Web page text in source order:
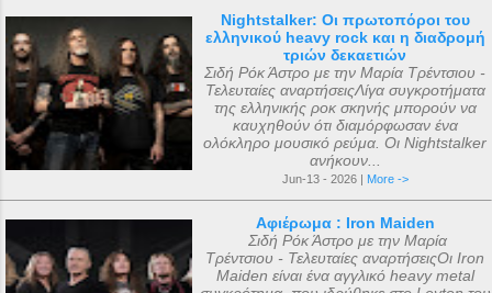
Nightstalker: Οι πρωτοπόροι του
ελληνικού heavy rock και η διαδρομή
τριών δεκαετιών
Σιδή Ρόκ Άστρο με την Μαρία Τρέντσιου -
Τελευταίες αναρτήσειςΛίγα συγκροτήματα
της ελληνικής ροκ σκηνής μπορούν να
καυχηθούν ότι διαμόρφωσαν ένα
ολόκληρο μουσικό ρεύμα. Οι Nightstalker
ανήκουν...
Jun-13 - 2026 | More ->
Αφιέρωμα : Iron Maiden
Σιδή Ρόκ Άστρο με την Μαρία
Τρέντσιου - Τελευταίες αναρτήσειςΟι Iron
Maiden είναι ένα αγγλικό heavy metal